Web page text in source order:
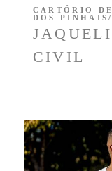
CIVIL
CARTÓRIO
DOS PINHAIS/